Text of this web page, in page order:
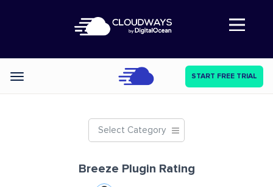
Abre a navegação
Categories START FREE TRIAL
Select Category
Breeze Plugin Rating